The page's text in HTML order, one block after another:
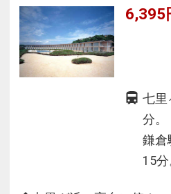
6,395
七里
分。
鎌倉
15分